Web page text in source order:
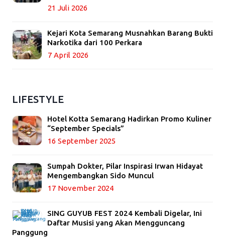
21 Juli 2026
Kejari Kota Semarang Musnahkan Barang Bukti
Narkotika dari 100 Perkara
7 April 2026
LIFESTYLE
Hotel Kotta Semarang Hadirkan Promo Kuliner
“September Specials”
16 September 2025
Sumpah Dokter, Pilar Inspirasi Irwan Hidayat
Mengembangkan Sido Muncul
17 November 2024
SING GUYUB FEST 2024 Kembali Digelar, Ini
Daftar Musisi yang Akan Mengguncang
Panggung